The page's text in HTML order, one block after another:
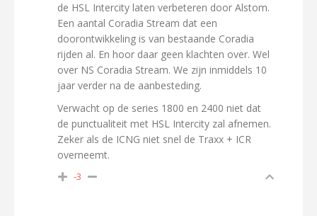
de HSL Intercity laten verbeteren door Alstom.
Een aantal Coradia Stream dat een
doorontwikkeling is van bestaande Coradia
rijden al. En hoor daar geen klachten over. Wel
over NS Coradia Stream. We zijn inmiddels 10
jaar verder na de aanbesteding.
Verwacht op de series 1800 en 2400 niet dat
de punctualiteit met HSL Intercity zal afnemen.
Zeker als de ICNG niet snel de Traxx + ICR
overneemt.
-3